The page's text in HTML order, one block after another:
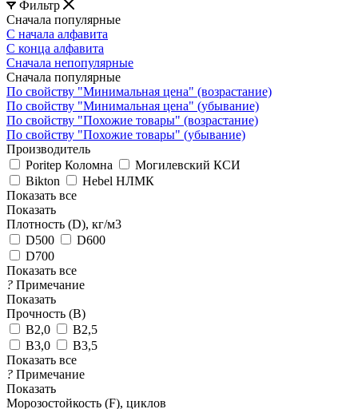
Фильтр
Сначала популярные
С начала алфавита
С конца алфавита
Сначала непопулярные
Сначала популярные
По свойству "Минимальная цена" (возрастание)
По свойству "Минимальная цена" (убывание)
По свойству "Похожие товары" (возрастание)
По свойству "Похожие товары" (убывание)
Производитель
Poritep Коломна
Могилевский КСИ
Bikton
Hebel НЛМК
Показать все
Показать
Плотность (D), кг/м3
D500
D600
D700
Показать все
? Примечание
Показать
Прочность (В)
B2,0
B2,5
B3,0
B3,5
Показать все
? Примечание
Показать
Морозостойкость (F), циклов